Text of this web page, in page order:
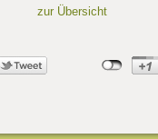
zur Übersicht